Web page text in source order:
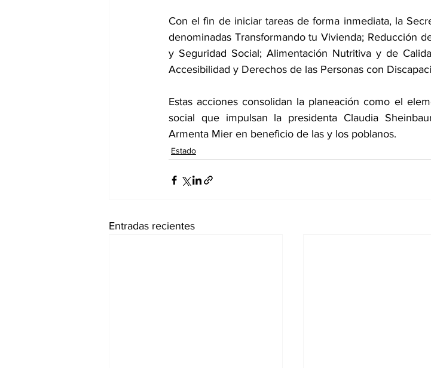
Con el fin de iniciar tareas de forma inmediata, la
denominadas Transformando tu Vivienda; Reducción
y Seguridad Social; Alimentación Nutritiva y de
Accesibilidad y Derechos de las Personas con
Estas acciones consolidan la planeación como el
social que impulsan la presidenta Claudia
Armenta Mier en beneficio de las y los poblanos.
Estado
Entradas recientes